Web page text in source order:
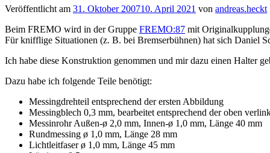
Veröffentlicht am 31. Oktober 200710. April 2021 von andreas.heckt
Beim FREMO wird in der Gruppe FREMO:87 mit
Für knifflige Situationen (z. B. bei Bremserbühnen) hat sich Daniel
Ich habe diese Konstruktion genommen und mir dazu einen Halter
Dazu habe ich folgende Teile benötigt:
Messingdrehteil entsprechend der ersten Abbildung
Messingblech 0,3 mm, bearbeitet entsprechend der oben
Messinrohr Außen-ø 2,0 mm, Innen-ø 1,0 mm, Länge 40 mm
Rundmessing ø 1,0 mm, Länge 28 mm
Lichtleitfaser ø 1,0 mm, Länge 45 mm